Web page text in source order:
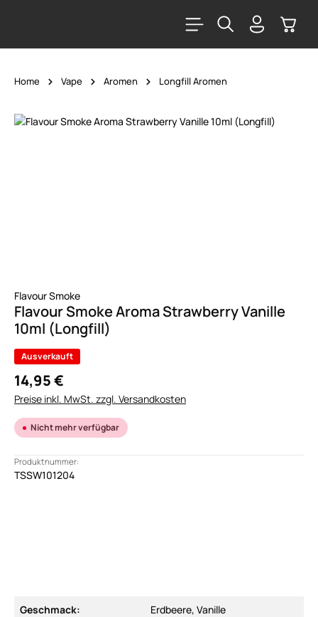
Home Vape Aromen Longfill Aromen
Bildergalerie überspringen
Flavour Smoke
Flavour Smoke Aroma Strawberry Vanille
10ml (Longfill)
Ausverkauft
14,95 €
Preise inkl. MwSt. zzgl. Versandkosten
Nicht mehr verfügbar
Produktnummer:
TSSW101204
Geschmack: Erdbeere, Vanille